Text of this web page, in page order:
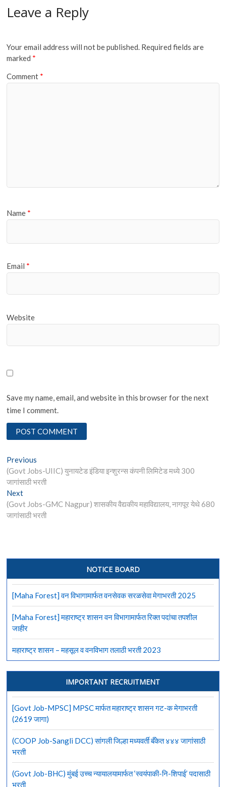
Leave a Reply
Your email address will not be published. Required fields are
marked *
Comment *
Name *
Email *
Website
Save my name, email, and website in this browser for the next
time I comment.
Post
navigation
Previous
post:
(Govt Jobs-UIIC) युनायटेड इंडिया इन्शुरन्स कंपनी लिमिटेड मध्ये 300
जागांसाठी भरती
NextNext
post:
(Govt Jobs-GMC Nagpur) शासकीय वैद्यकीय महाविद्यालय, नागपूर येथे 680
जागांसाठी भरती
NOTICE BOARD
[Maha Forest] वन विभागामार्फत वनसेवक सरळसेवा मेगाभरती 2025
[Maha Forest] महाराष्ट्र शासन वन विभागामार्फत रिक्त पदांचा तपशील
जाहीर
महाराष्ट्र शासन – महसूल व वनविभाग तलाठी भरती 2023
IMPORTANT RECRUITMENT
[Govt Job-MPSC] MPSC मार्फत महाराष्ट्र शासन गट-क मेगाभरती
(2619 जागा)
(COOP Job-Sangli DCC) सांगली जिल्हा मध्यवर्ती बँकेत ४४४ जागांसाठी
भरती
(Govt Job-BHC) मुंबई उच्च न्यायालयामार्फत ‘स्वयंपाकी-नि-शिपाई’ पदासाठी
भरती